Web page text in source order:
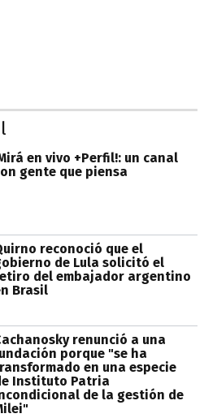
en vivo +Perfil!: un canal
gente que piensa
reconoció que el
de Lula solicitó el
del embajador argentino
Brasil
renunció a una
porque "se ha
en una especie
Instituto Patria
de la gestión de